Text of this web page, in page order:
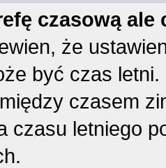
czasową
że
być czas
czasem
czasu letniego